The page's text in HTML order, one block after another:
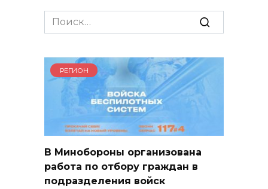
Search
for:
РЕГИОН
В Минобороны организована
работа по отбору граждан в
подразделения войск